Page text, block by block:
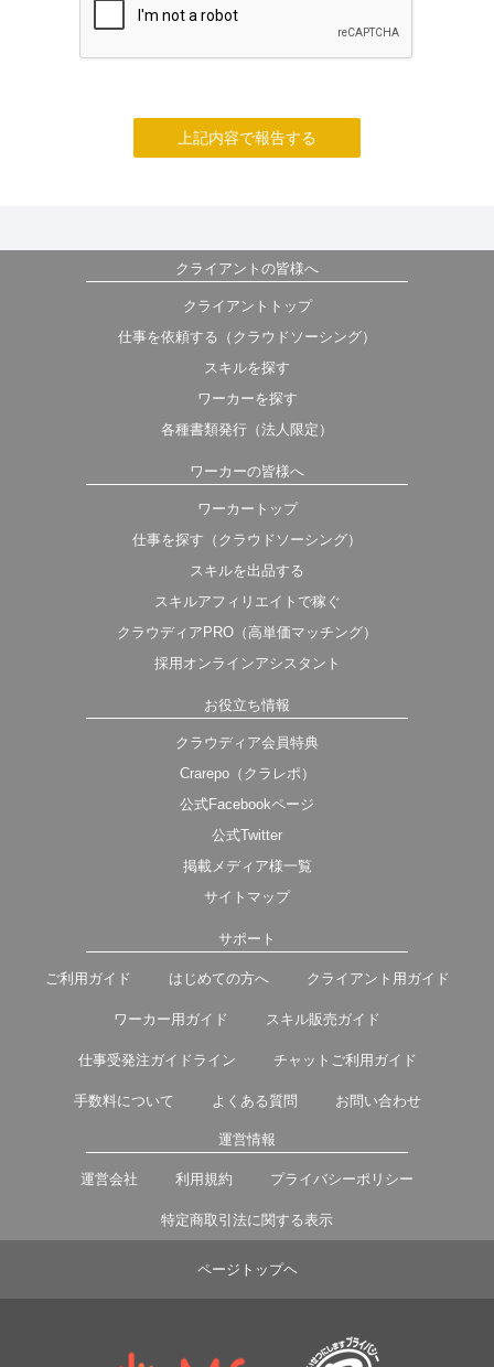
上記内容で報告する
クライアントの皆様へ
クライアントトップ
仕事を依頼する（クラウドソーシング）
スキルを探す
ワーカーを探す
各種書類発行（法人限定）
ワーカーの皆様へ
ワーカートップ
仕事を探す（クラウドソーシング）
スキルを出品する
スキルアフィリエイトで稼ぐ
クラウディアPRO（高単価マッチング）
採用オンラインアシスタント
お役立ち情報
クラウディア会員特典
Crarepo（クラレポ）
公式Facebookページ
公式Twitter
掲載メディア様一覧
サイトマップ
サポート
ご利用ガイド はじめての方へ クライアント用ガイド
ワーカー用ガイド スキル販売ガイド
仕事受発注ガイドライン チャットご利用ガイド
手数料について よくある質問 お問い合わせ
運営情報
運営会社 利用規約 プライバシーポリシー
特定商取引法に関する表示
ページトップヘ